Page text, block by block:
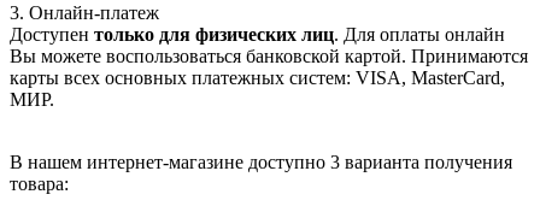
3. Онлайн-платеж
Доступен только для физических лиц. Для оплаты онлайн
Вы можете воспользоваться банковской картой. Принимаются
карты всех основных платежных систем: VISA, MasterCard,
МИР.
В нашем интернет-магазине доступно 3 варианта получения
товара: